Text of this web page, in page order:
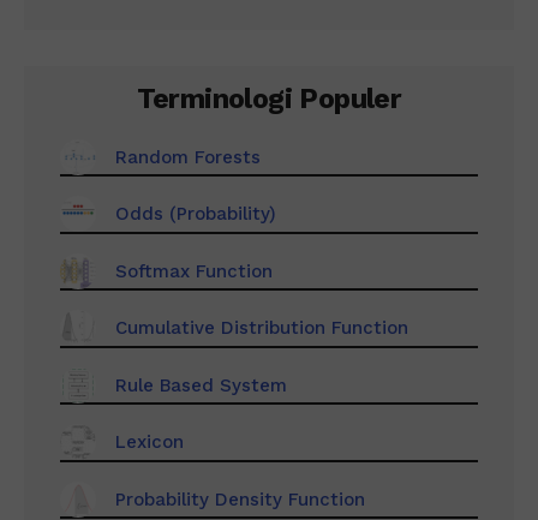
Terminologi Populer
Random Forests
Odds (Probability)
Softmax Function
Cumulative Distribution Function
Rule Based System
Lexicon
Probability Density Function